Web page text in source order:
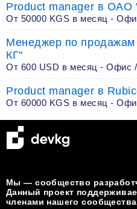
Product manager в ОАО
От 50000 KGS в месяц -
Менеджер по продажам
КГ"
От 600 USD в месяц - Офис
Product manager в
От 60000 KGS в месяц -
Мы — сообщество
Данный проект
членами нашего